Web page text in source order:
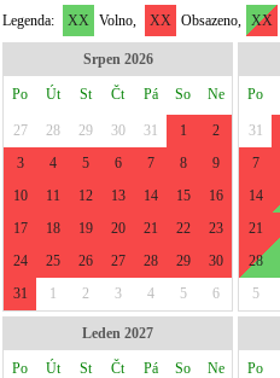
Legenda: XX Volno, XX Obsazeno, XX
Srpen 2026
Po Út St Čt Pá So Ne
27 28 29 30 31 1
2
3
4 5 6 7 8
9
10
11 12 13 14 15
16
17
18 19 20 21 22
23
24
25 26 27 28 29
30
31
1 2 3 4 5 6
Po
31
7
14
21
28
5
Leden 2027
Po Út St Čt Pá So Ne Po